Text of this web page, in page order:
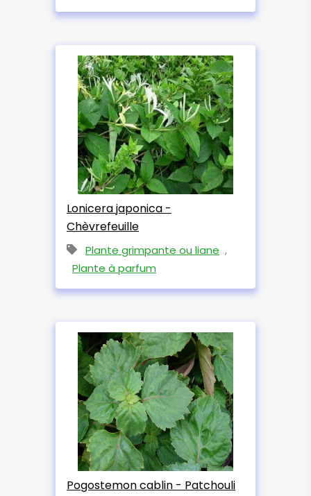
Lonicera japonica -
Chèvrefeuille
Plante grimpante ou liane ,
Plante à parfum
Pogostemon cablin - Patchouli